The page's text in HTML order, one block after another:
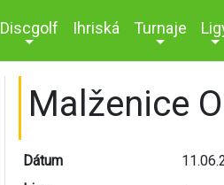
Discgolf Ihriská Turnaje
Malženice
Dátum